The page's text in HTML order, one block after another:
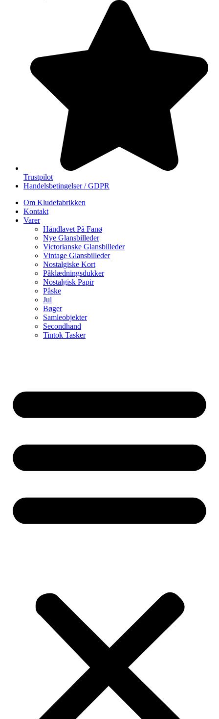
Trustpilot
Handelsbetingelser / GDPR
Om Kludefabrikken
Kontakt
Varer
Håndlavet På Fanø
Nye Glansbilleder
Victorianske Glansbilleder
Vintage Glansbilleder
Nostalgiske Kort
Påklædningsdukker
Nostalgisk Papir
Påske
Jul
Bøger
Samleobjekter
Secondhand
Tintok Tasker